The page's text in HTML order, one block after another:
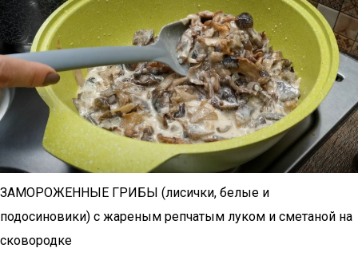
ЗАМОРОЖЕННЫЕ ГРИБЫ (лисички, белые и
подосиновики) с жареным репчатым луком и сметаной на
сковородке